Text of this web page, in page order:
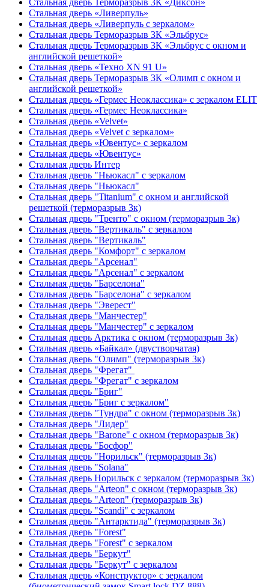
Стальная дверь Терморазрыв 3К «Диксон»
Стальная дверь «Ливерпуль»
Стальная дверь «Ливерпуль с зеркалом»
Стальная дверь Терморазрыв 3К «Эльбрус»
Стальная дверь Терморазрыв 3К «Эльбрус с окном и
английской решеткой»
Стальная дверь «Техно XN 91 U»
Стальная дверь Терморазрыв 3К «Олимп с окном и
английской решеткой»
Стальная дверь «Гермес Неоклассика» с зеркалом ELIT
Стальная дверь «Гермес Неоклассика»
Стальная дверь «Velvet»
Стальная дверь «Velvet с зеркалом»
Стальная дверь «Ювентус» с зеркалом
Стальная дверь «Ювентус»
Стальная дверь Интер
Стальная дверь "Ньюкасл" с зеркалом
Стальная дверь "Ньюкасл"
Стальная дверь "Titanium" с окном и английской
решеткой (терморазрыв 3к)
Стальная дверь "Тренто" с окном (терморазрыв 3к)
Стальная дверь "Вертикаль" с зеркалом
Стальная дверь "Вертикаль"
Стальная дверь "Комфорт" с зеркалом
Стальная дверь "Арсенал"
Стальная дверь "Арсенал" с зеркалом
Стальная дверь "Барселона"
Стальная дверь "Барселона" с зеркалом
Стальная дверь "Эверест"
Стальная дверь "Манчестер"
Стальная дверь "Манчестер" с зеркалом
Стальная дверь Арктика с окном (терморазрыв 3к)
Стальная дверь «Байкал» (двустворчатая)
Стальная дверь "Олимп" (терморазрыв 3к)
Стальная дверь "Фрегат"
Стальная дверь "Фрегат" с зеркалом
Стальная дверь "Бриг"
Стальная дверь "Бриг с зеркалом"
Стальная дверь "Тундра" с окном (терморазрыв 3к)
Стальная дверь "Лидер"
Стальная дверь "Barone" с окном (терморазрыв 3к)
Стальная дверь "Босфор"
Стальная дверь "Норильск" (терморазрыв 3к)
Стальная дверь "Solana"
Стальная дверь Норильск с зеркалом (терморазрыв 3к)
Стальная дверь "Arteon" с окном (терморазрыв 3к)
Стальная дверь "Arteon" (терморазрыв 3к)
Стальная дверь "Scandi" с зеркалом
Стальная дверь "Антарктида" (терморазрыв 3к)
Стальная дверь "Forest"
Стальная дверь "Forest" с зеркалом
Стальная дверь "Беркут"
Стальная дверь "Беркут" с зеркалом
Стальная дверь «Конструктор» с зеркалом